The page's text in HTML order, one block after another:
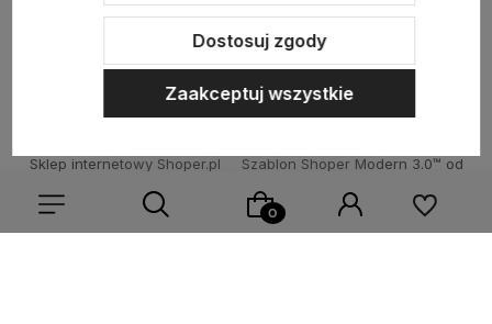
Sklep internetowy Shoper.pl Szablon Shoper Modern 3.0™ od
Dostosuj zgody
Zaakceptuj wszystkie